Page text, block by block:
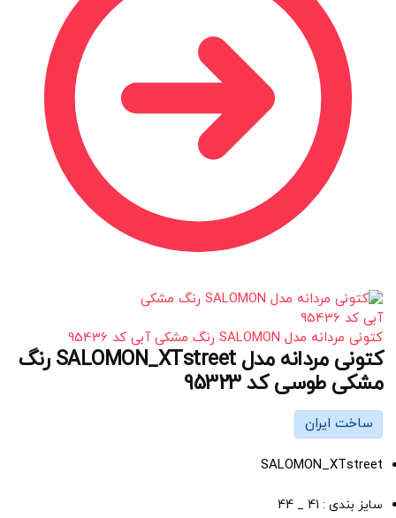
کتونی مردانه مدل SALOMON رنگ مشکی آبی کد 95436
کتونی مردانه مدل SALOMON_XTstreet رنگ
مشکی طوسی کد 95323
ساخت ایران
SALOMON_XTstreet
سایز بندی : 41 _ 44